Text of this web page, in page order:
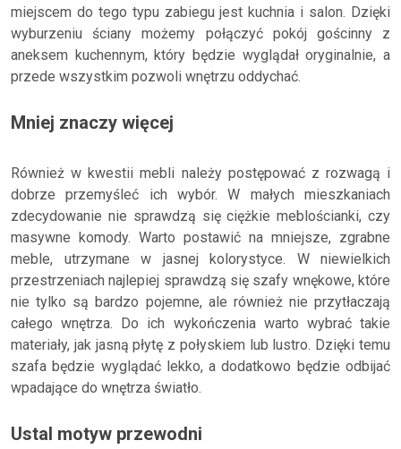
miejscem do tego typu zabiegu jest kuchnia i salon. Dzięki
wyburzeniu ściany możemy połączyć pokój gościnny z
aneksem kuchennym, który będzie wyglądał oryginalnie, a
przede wszystkim pozwoli wnętrzu oddychać.
Mniej znaczy więcej
Również w kwestii mebli należy postępować z rozwagą i
dobrze przemyśleć ich wybór. W małych mieszkaniach
zdecydowanie nie sprawdzą się ciężkie meblościanki, czy
masywne komody. Warto postawić na mniejsze, zgrabne
meble, utrzymane w jasnej kolorystyce. W niewielkich
przestrzeniach najlepiej sprawdzą się szafy wnękowe, które
nie tylko są bardzo pojemne, ale również nie przytłaczają
całego wnętrza. Do ich wykończenia warto wybrać takie
materiały, jak jasną płytę z połyskiem lub lustro. Dzięki temu
szafa będzie wyglądać lekko, a dodatkowo będzie odbijać
wpadające do wnętrza światło.
Ustal motyw przewodni